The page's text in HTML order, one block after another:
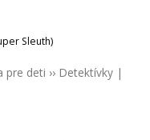
Sleuth)
pre deti ›› Detektívky |